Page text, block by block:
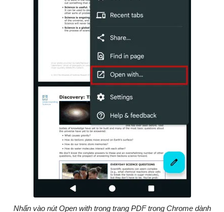
Nhấn vào nút Open with trong trang PDF trong Chrome dành